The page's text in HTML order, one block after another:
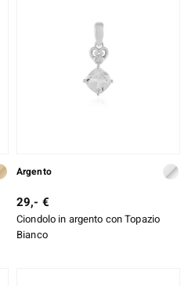
Argento
29,- €
Ciondolo in argento con Topazio
Bianco